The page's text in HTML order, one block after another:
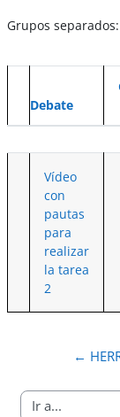
Grupos
Estado
Debate
Vídeo
con
pautas
para
realizar
la tarea
2
←